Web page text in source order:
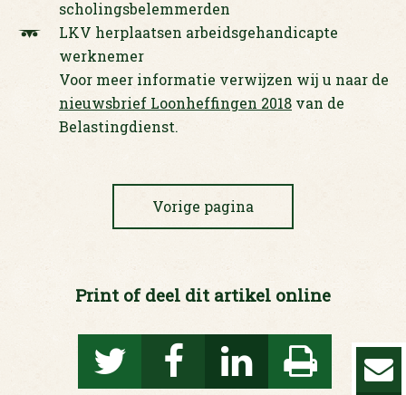
scholingsbelemmerden
LKV herplaatsen arbeidsgehandicapte
werknemer
Voor meer informatie verwijzen wij u naar de
nieuwsbrief Loonheffingen 2018 van de
Belastingdienst.
Vorige pagina
Print of deel dit artikel online